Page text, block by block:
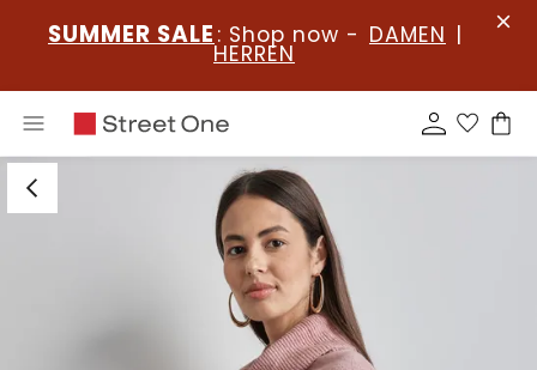
SUMMER SALE : Shop now - DAMEN |
HERREN